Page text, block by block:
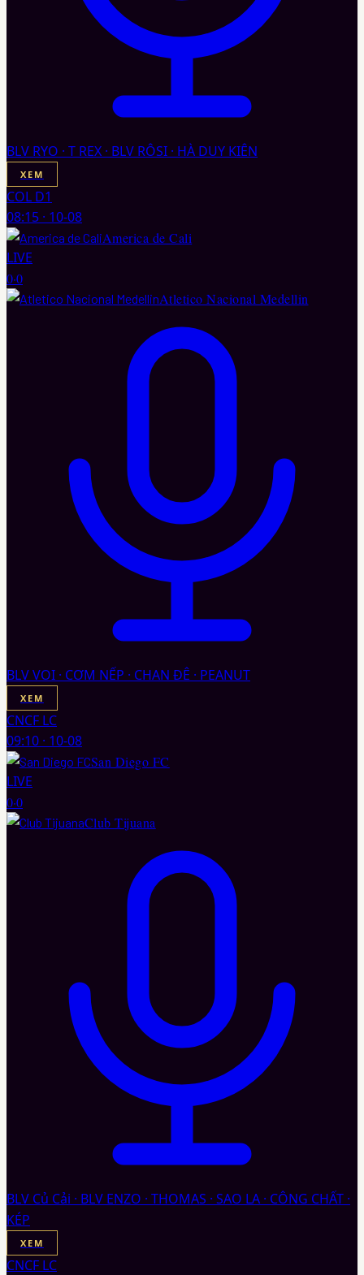
BLV RYO · T REX · BLV RÔSI · HÀ DUY KIÊN
XEM
COL D1
08:15 · 10-08
America de Cali
LIVE
0·0
Atletico Nacional Medellin
BLV VOI · CƠM NẾP · CHAN ĐÊ · PEANUT
XEM
CNCF LC
09:10 · 10-08
San Diego FC
LIVE
0·0
Club Tijuana
BLV Củ Cải · BLV ENZO · THOMAS · SAO LA · CÔNG CHẤT ·
KÉP
XEM
CNCF LC